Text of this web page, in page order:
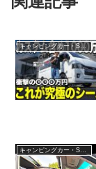
キャンピングカー・SUV人気車種